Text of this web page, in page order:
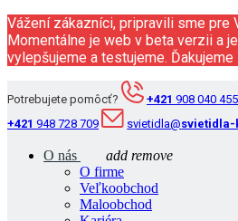
Vážení zákazníci, pripravili sme pre
Momentálne je web v beta verzii a
vylepšujeme a testujeme. Ďakujeme
Potrebujete pomôcť? +421 908 040 455
+421 948 728 709 svietidla@svietidla-
O nás add remove
O firme
Veľkoobchod
Maloobchod